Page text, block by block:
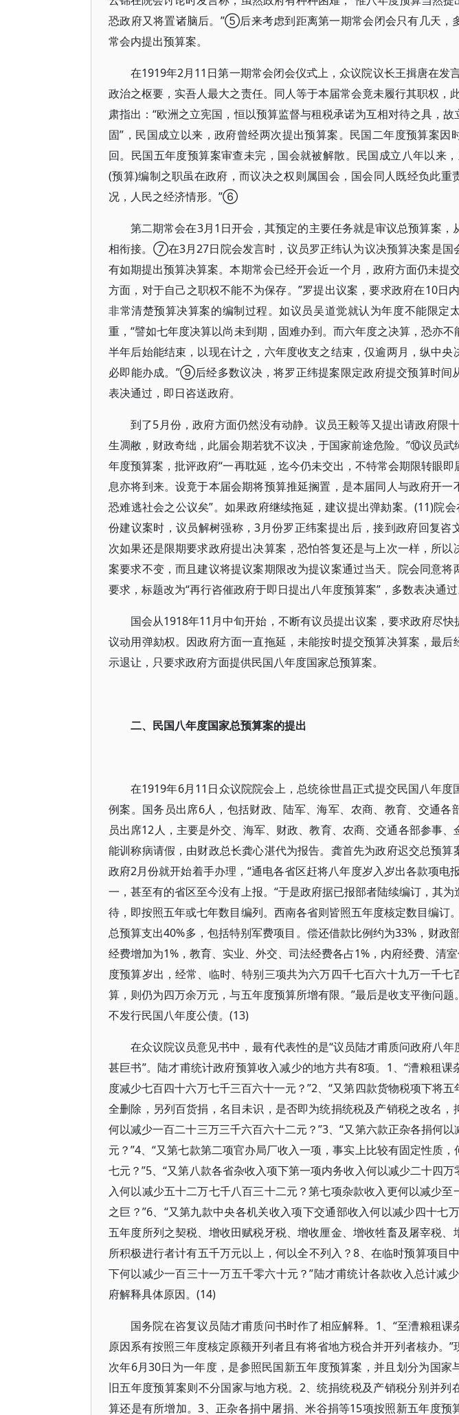
恐政府又将置诸脑后。”⑤后来考虑到距离第一期常会闭会只有几天，
常会内提出预算案。
在1919年2月11日第一期常会闭会仪式上，众议院议长王揖唐在发
政治之枢要，实吾人最大之责任。同人等于本届常会竟未履行其职权，
肃指出：“欧洲之立宪国，恒以预算监督与租税承诺为互相对待之具，
固”，民国成立以来，政府曾经两次提出预算案。民国二年度预算案因
回。民国五年度预算案审查未完，国会就被解散。民国成立八年以来
(预算)编制之职虽在政府，而议决之权则属国会，国会同人既经负此重
况，人民之经济情形。”⑥
第二期常会在3月1日开会，其预定的主要任务就是审议总预算案，
相衔接。⑦在3月27日院会发言时，议员罗正纬认为议决预算决案是国
有如期提出预算决算案。本期常会已经开会近一个月，政府方面仍未提
方面，对于自己之职权不能不为保存。”罗提出议案，要求政府在10
非常清楚预算决算案的编制过程。如议员吴道觉就认为年度不能限定
重，“譬如七年度决算以尚未到期，固难办到。而六年度之决算，恐亦
半年后始能结束，以现在计之，六年度收支之结束，仅逾两月，纵中央
必即能办成。”⑨后经多数议决，将罗正纬提案限定政府提交预算时间
表决通过，即日咨送政府。
到了5月份，政府方面仍然没有动静。议员王毅等又提出请政府限
生凋敝，财政奇绌，此届会期若犹不议决，于国家前途危险。”⑩议员武
年度预算案，批评政府“一再耽延，迄今仍未交出，不特常会期限转眼
息亦将到来。设竟于本届会期将预算推延搁置，是本届同人与政府开一
恐难逃社会之公议矣”。如果政府继续拖延，建议提出弹劾案。(11)院
份建议案时，议员解树强称，3月份罗正纬案提出后，接到政府回复咨
次如果还是限期要求政府提出决算案，恐怕答复还是与上次一样，所
案要求不变，而且建议将提议案期限改为提议案通过当天。院会同意将
要求，标题改为“再行咨催政府于即日提出八年度预算案”，多数表决通
国会从1918年11月中旬开始，不断有议员提出议案，要求政府尽
议动用弹劾权。因政府方面一直拖延，未能按时提交预算决算案，最后
示退让，只要求政府方面提供民国八年度国家总预算案。
二、民国八年度国家总预算案的提出
在1919年6月11日众议院院会上，总统徐世昌正式提交民国八年度
例案。国务员出席6人，包括财政、陆军、海军、农商、教育、交通各
员出席12人，主要是外交、海军、财政、教育、农商、交通各部参事
能训称病请假，由财政总长龚心湛代为报告。龚首先为政府迟交总预
政府2月份就开始着手办理，“通电各省区赶将八年度岁入岁出各款项电
一，甚至有的省区至今没有上报。“于是政府据已报部者陆续编订，其
待，即按照五年或七年数目编列。西南各省则皆照五年度核定数目编订
总预算支出40%多，包括特别军费项目。偿还借款比例约为33%，财政
经费增加为1%，教育、实业、外交、司法经费各占1%，内府经费、清
度预算岁出，经常、临时、特别三项共为六万四千七百六十九万一千
算，则仍为四万余万元，与五年度预算所增有限。”最后是收支平衡问
不发行民国八年度公债。(13)
在众议院议员意见书中，最有代表性的是“议员陆才甫质问政府八
甚巨书”。陆才甫统计政府预算收入减少的地方共有8项。1、“漕粮租
度减少七百四十六万七千三百六十一元？”2、“又第四款货物税项下将
全删除，另列百货捐，名目未识，是否即为统捐统税及产销税之改名，
何以减少一百二十三万三千六百六十二元？”3、“又第六款正杂各捐何
元？”4、“又第七款第二项官办局厂收入一项，事实上比较有固定性质
七元？”5、“又第八款各省杂收入项下第一项内务收入何以减少二十四
入何以减少五十二万七千八百三十二元？第七项杂款收入更何以减少
之巨？”6、“又第九款中央各机关收入项下交通部收入何以减少四十七
五年度所列之契税、增收田赋税牙税、增收厘金、增收牲畜及屠宰税、
所积极进行者计有五千万元以上，何以全不列入？8、在临时预算项目
下何以减少一百三十一万五千零六十元？”陆才甫统计各款收入总计减
府解释具体原因。(14)
国务院在咨复议员陆才甫质问书时作了相应解释。1、“至漕粮租课
原因系有按照三年度核定原额开列者且有将省地方税合并开列者核办。
次年6月30日为一年度，是参照民国新五年度预算案，并且划分为国家
旧五年度预算案则不分国家与地方税。2、统捐统税及产销税分别并列
算还是有所增加。3、正杂各捐中屠捐、米谷捐等15项按照新五年度预